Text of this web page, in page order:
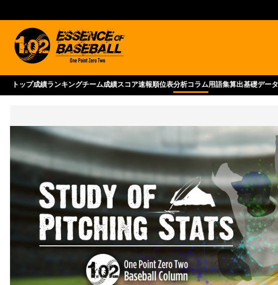
トップ成績ランキングチーム成績スコア速報順位表分析コラム用語集算出基礎データ